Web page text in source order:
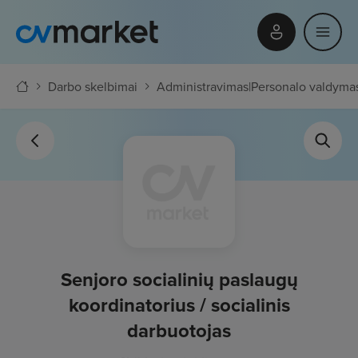
Darbo skelbimai Administravimas|Personalo
Senjoro socialinių paslaugų
koordinatorius / socialinis
darbuotojas